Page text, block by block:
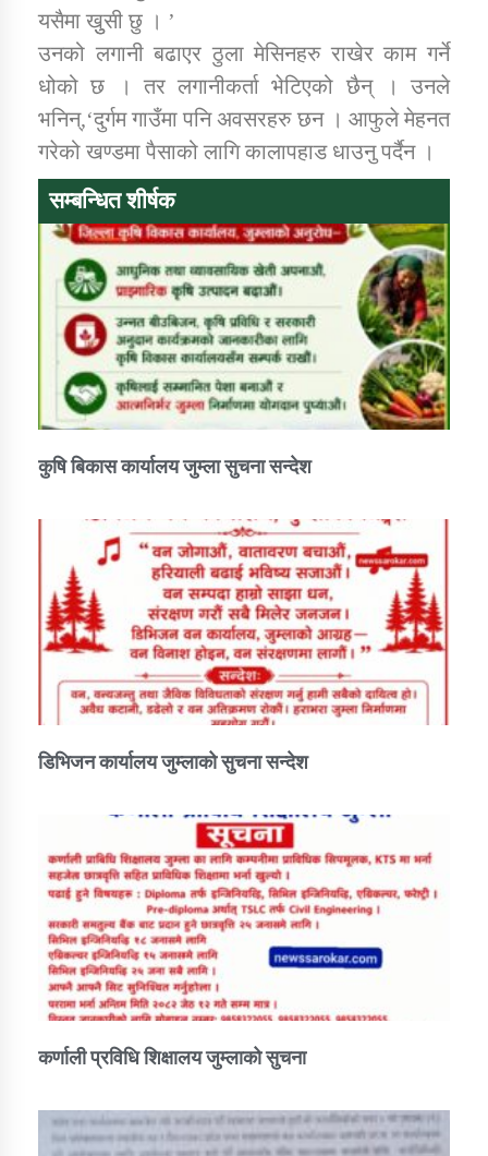
यसैमा खुुसी छु । ’
उनको लगानी बढाएर ठुला मेसिनहरु राखेर काम गर्ने
धोको छ । तर लगानीकर्ता भेटिएको छैन् । उनले
भनिन्,‘दुर्गम गाउँमा पनि अवसरहरु छन । आफुले मेहनत
गरेको खण्डमा पैसाको लागि कालापहाड धाउनु पर्दैन ।
सम्बन्धित शीर्षक
कुषि बिकास कार्यालय जुम्ला सुचना सन्देश
डिभिजन कार्यालय जुम्लाको सुचना सन्देश
कर्णाली प्रविधि शिक्षालय जुम्लाको सुचना